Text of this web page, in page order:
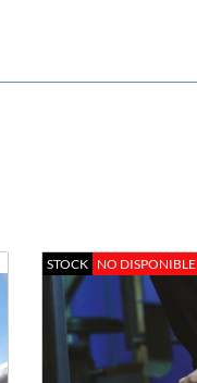
STOCK NO DISPONIBLE